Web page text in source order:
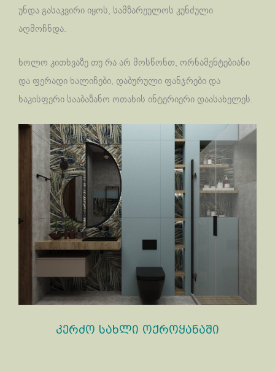
უნდა გასაკვირი იყოს, სამზარეულოს კუნძული
აღმოჩნდა.
ხოლო კითხვაზე თუ რა არ მოსწონთ, ორნამენტებიანი
და ფერადი ხალიჩები, დაბურული ფანჯრები და
ხაკისფერი სააბაზანო ოთახის ინტერიერი დაასახელეს.
კერძო სახლი ოქროყანაში